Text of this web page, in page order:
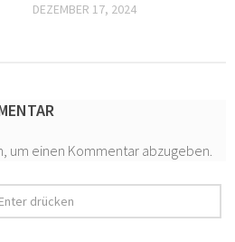
DEZEMBER 17, 2024
um einen Kommentar abzugeben.